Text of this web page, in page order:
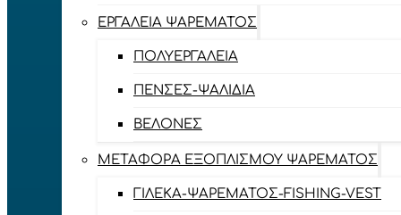
EΡΓΑΛΕΊΑ ΨΑΡΈΜΑΤΟΣ
ΠΟΛΥΕΡΓΑΛΕΊΑ
ΠΈΝΣΕΣ-ΨΑΛΊΔΙΑ
ΒΕΛΌΝΕΣ
ΜΕΤΑΦΟΡΆ ΕΞΟΠΛΙΣΜΟΎ ΨΑΡΈΜΑΤΟΣ
ΓΙΛΈΚΑ-ΨΑΡΈΜΑΤΟΣ-FISHING-VEST